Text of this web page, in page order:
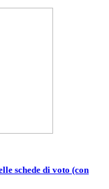
schede di voto (con